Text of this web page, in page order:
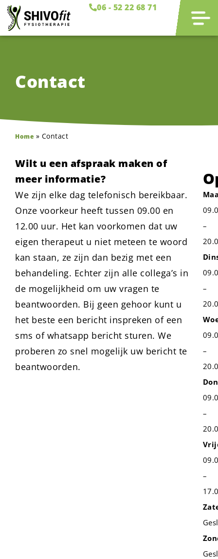
06 - 52 22 68 71
Contact
Home » Contact
Wilt u een afspraak maken of
meer informatie?
We zijn elke dag telefonisch bereikbaar.
Onze voorkeur heeft tussen 09.00 en
12.00 uur. Het kan voorkomen dat uw
eigen therapeut u niet meteen te woord
kan staan, ze zijn dan bezig met een
behandeling. Echter zijn alle collega’s in
de mogelijkheid om uw vragen te
beantwoorden. Bij geen gehoor kunt u
het beste een bericht inspreken of een
sms of whatsapp bericht sturen. We
proberen zo snel mogelijk uw bericht te
beantwoorden.
–
–
–
–
–